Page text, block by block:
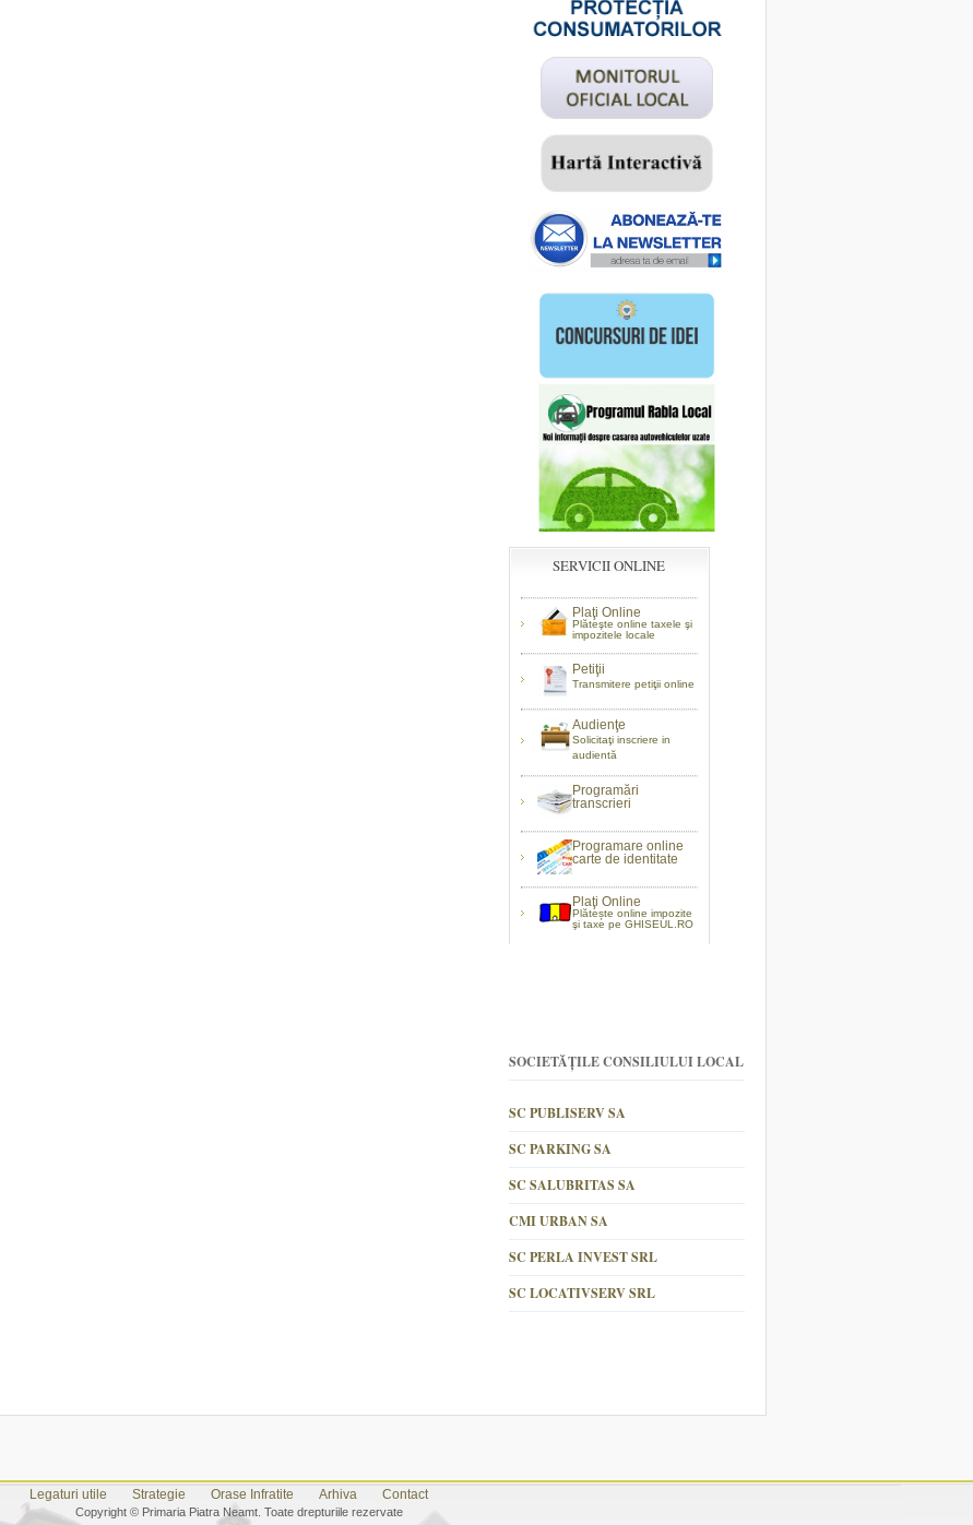
SERVICII ONLINE
Plaţi Online
Plăteşte online taxele şi
impozitele locale
Petiţii
Transmitere petiţii online
Audienţe
Solicitaţi inscriere in
audientă
Programări
transcrieri
Programare online
carte de identitate
Plaţi Online
Plătește online impozite
şi taxe pe GHISEUL.RO
SOCIETĂȚILE CONSILIULUI LOCAL
SC PUBLISERV SA
SC PARKING SA
SC SALUBRITAS SA
CMI URBAN SA
SC PERLA INVEST SRL
SC LOCATIVSERV SRL
Legaturi utile Strategie Orase Infratite Arhiva Contact
Copyright © Primaria Piatra Neamt. Toate drepturiile rezervate